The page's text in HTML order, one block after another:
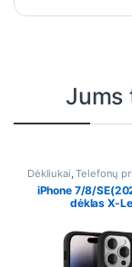
Jums
Dėkliukai,Telefonų
iPhone 7/8/
dėklas X-